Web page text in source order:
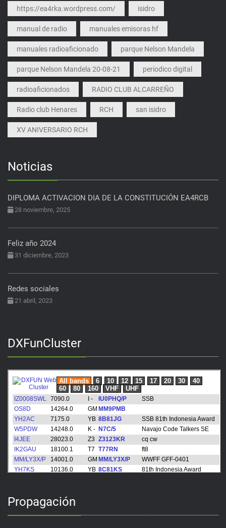
https://ea4rka.wordpress.com/ isidro
manual de radio manuales emisoras hf
manuales radioaficionado parque Nelson Mandela
parque Nelson Mandela 20-08-21 periodico digital
radioaficionados RADIO CLUB ALCARREÑO
Radio club Henares RCH san isidro
XV ANIVERSARIO RCH
Noticias
DIPLOMA ACTIVACION DIA DE LA CONSTITUCIÓN EA4RCB
28 noviembre, 2025
Feliz año 2024
31 diciembre, 2023
Redes sociales
21 abril, 2023
DXFunCluster
Propagación